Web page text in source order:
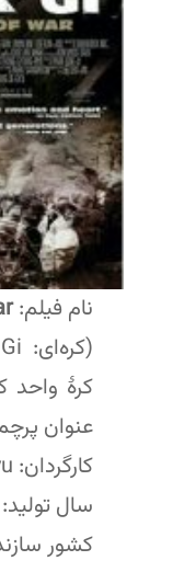
نام فیلم:
کرهٔ واحد
عنوان
کارگردان: Kang Je-gyu
سال تولید:
کشور